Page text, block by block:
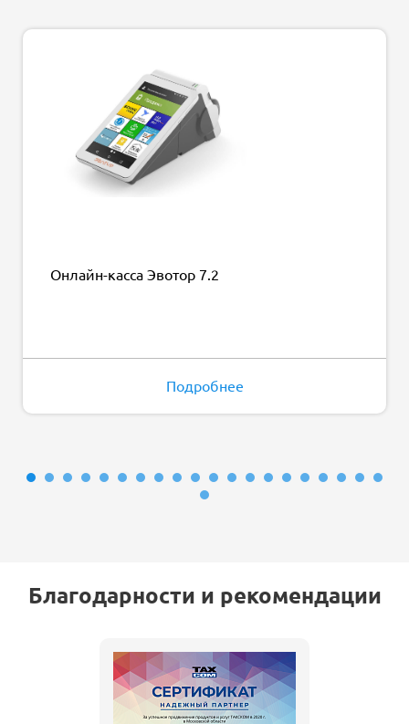
Онлайн-касса Эвотор 7.2
Подробнее
Благодарности и рекомендации